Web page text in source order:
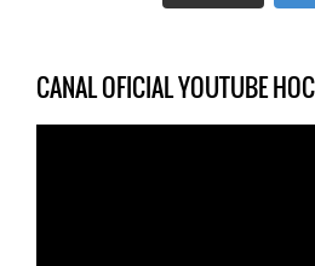
CANAL OFICIAL YOUTUBE